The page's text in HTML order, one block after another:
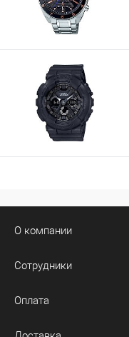
О компании
Сотрудники
Оплата